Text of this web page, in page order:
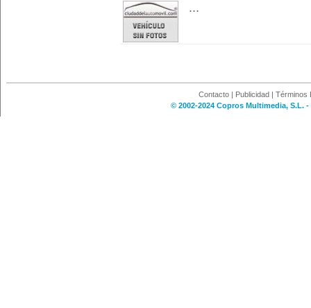
...
Contacto | Publicidad | Términos
© 2002-2024 Copros Multimedia, S.L.